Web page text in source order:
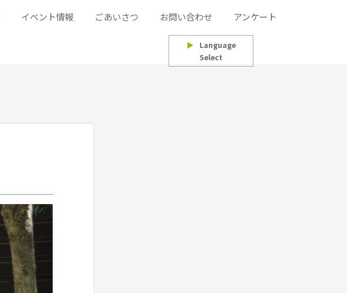
イベント情報 ごあいさつ お問い合わせ アンケート
▶
Language
Select